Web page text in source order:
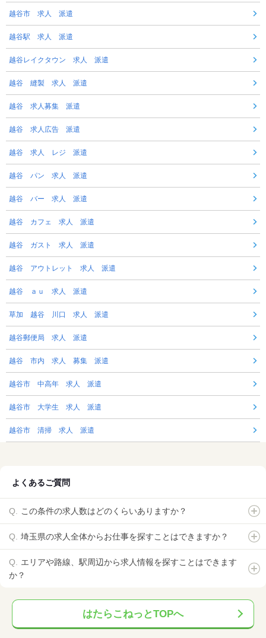
越谷市 求人 派遣
越谷駅 求人 派遣
越谷レイクタウン 求人 派遣
越谷 縫製 求人 派遣
越谷 求人募集 派遣
越谷 求人広告 派遣
越谷 求人 レジ 派遣
越谷 パン 求人 派遣
越谷 バー 求人 派遣
越谷 カフェ 求人 派遣
越谷 ガスト 求人 派遣
越谷 アウトレット 求人 派遣
越谷 ａｕ 求人 派遣
草加 越谷 川口 求人 派遣
越谷郵便局 求人 派遣
越谷 市内 求人 募集 派遣
越谷市 中高年 求人 派遣
越谷市 大学生 求人 派遣
越谷市 清掃 求人 派遣
よくあるご質問
この条件の求人数はどのくらいありますか？
埼玉県の求人全体からお仕事を探すことはできますか？
エリアや路線、駅周辺から求人情報を探すことはできます
か？
はたらこねっとTOPへ